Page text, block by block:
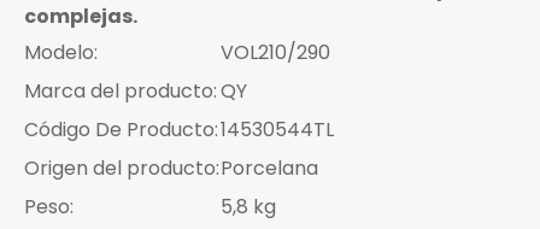
complejas.
Modelo:
VOL210/290
Marca del producto:QY
Código De Producto:14530544TL
Origen del producto:Porcelana
Peso:
5,8 kg